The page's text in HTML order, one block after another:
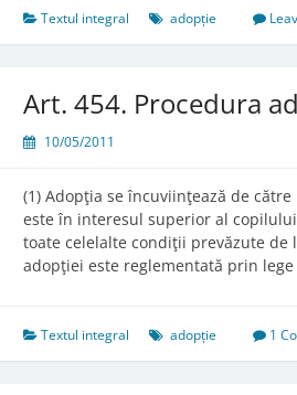
Textul integral adopție
Art. 454. Procedura
10/05/2011
(1) Adopţia se încuviinţează de
este în interesul superior al
toate celelalte condiţii prevăzute de
adopţiei este reglementată prin lege
Textul integral adopție 1